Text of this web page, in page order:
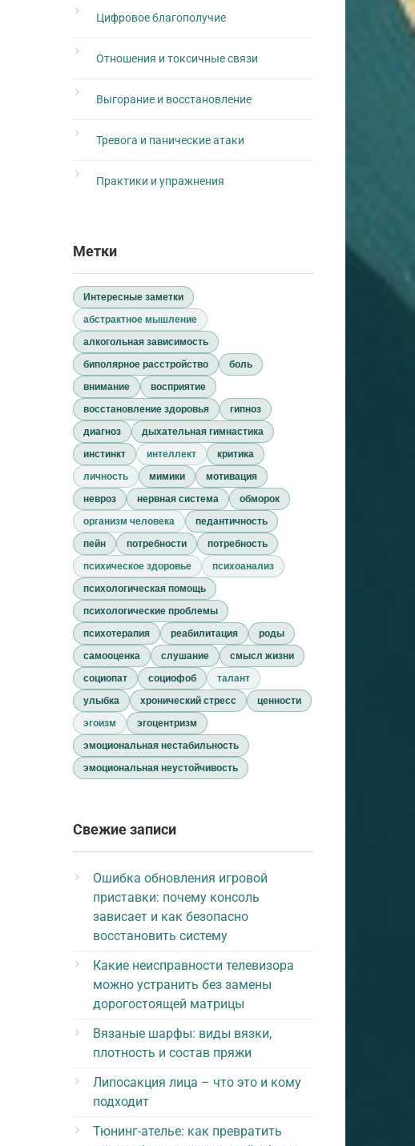
Цифровое благополучие
Отношения и токсичные связи
Выгорание и восстановление
Тревога и панические атаки
Практики и упражнения
Метки
Интересные заметки
абстрактное мышление
алкогольная зависимость
биполярное расстройство
боль
внимание
восприятие
восстановление здоровья
гипноз
диагноз
дыхательная гимнастика
инстинкт
интеллект
критика
личность
мимики
мотивация
невроз
нервная система
обморок
организм человека
педантичность
пейн
потребности
потребность
психическое здоровье
психоанализ
психологическая помощь
психологические проблемы
психотерапия
реабилитация
роды
самооценка
слушание
смысл жизни
социопат
социофоб
талант
улыбка
хронический стресс
ценности
эгоизм
эгоцентризм
эмоциональная нестабильность
эмоциональная неустойчивость
Свежие записи
Ошибка обновления игровой
приставки: почему консоль
зависает и как безопасно
восстановить систему
Какие неисправности телевизора
можно устранить без замены
дорогостоящей матрицы
Вязаные шарфы: виды вязки,
плотность и состав пряжи
Липосакция лица – что это и кому
подходит
Тюнинг-ателье: как превратить